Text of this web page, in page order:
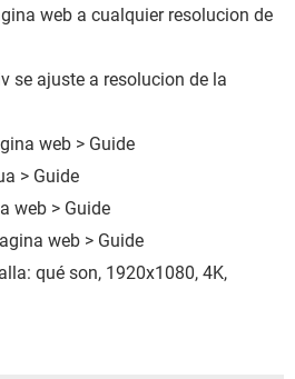
web a cualquier resolucion de
se ajuste a resolucion de la
web > Guide
> Guide
web > Guide
web > Guide
qué son, 1920x1080, 4K,